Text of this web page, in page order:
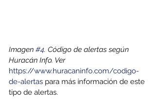
Imagen #4. Código de alertas según
Huracán Info. Ver
https://www.huracaninfo.com/codigo-
de-alertas para más información de este
tipo de alertas.